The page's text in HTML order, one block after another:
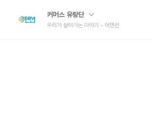
커머스 유랑단
우리가 살아가는 이야기 - 어텐션